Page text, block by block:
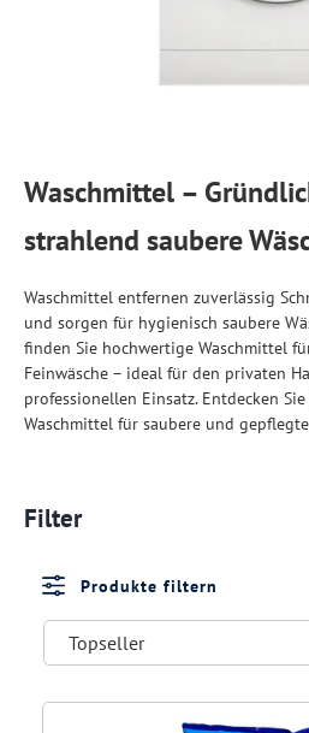
Waschmittel –
strahlend saubere
Waschmittel entfernen zuverlässig
und sorgen für hygienisch saubere
finden Sie hochwertige Waschmittel
Feinwäsche – ideal für den privaten
professionellen Einsatz. Entdecken
Waschmittel für saubere und
Filter
Produkte filtern